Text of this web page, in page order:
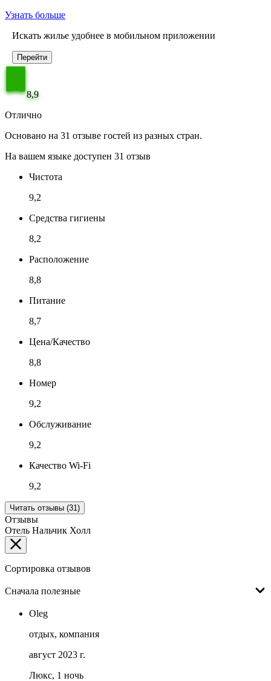
Узнать больше
Искать жилье удобнее в мобильном приложении
Перейти
8,9
Отлично
Основано на 31 отзыве гостей из разных стран.
На вашем языке доступен 31 отзыв
Чистота
9,2
Средства гигиены
8,2
Расположение
8,8
Питание
8,7
Цена/Качество
8,8
Номер
9,2
Обслуживание
9,2
Качество Wi-Fi
9,2
Читать отзывы (31)
Отзывы
Отель Нальчик Холл
Сортировка отзывов
Сначала полезные
Oleg
отдых, компания
август 2023 г.
Люкс, 1 ночь